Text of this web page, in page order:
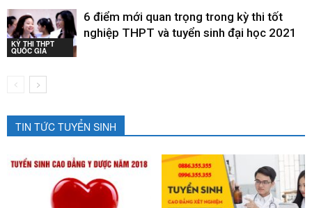
KỲ THI THPT
QUỐC GIA
6 điểm mới quan trọng trong kỳ thi tốt
nghiệp THPT và tuyển sinh đại học 2021
TIN TỨC TUYỂN SINH